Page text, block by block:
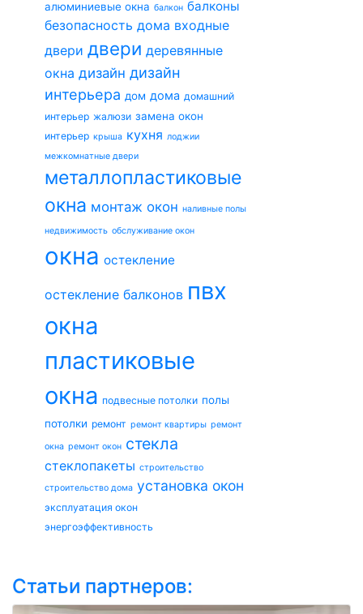
алюминиевые окна балкон балконы
безопасность дома входные
двери двери деревянные
окна дизайн дизайн
интерьера дом дома домашний
интерьер жалюзи замена окон
интерьер крыша кухня лоджии
межкомнатные двери
металлопластиковые
окна монтаж окон наливные полы
недвижимость обслуживание окон
окна остекление
остекление балконов пвх
окна
пластиковые
окна подвесные потолки полы
потолки ремонт ремонт квартиры ремонт
окна ремонт окон стекла
стеклопакеты строительство
строительство дома установка окон
эксплуатация окон
энергоэффективность
Статьи партнеров: